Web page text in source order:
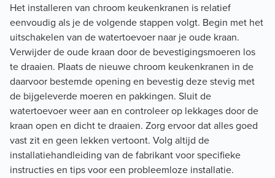
Het installeren van chroom keukenkranen is relatief
eenvoudig als je de volgende stappen volgt. Begin met het
uitschakelen van de watertoevoer naar je oude kraan.
Verwijder de oude kraan door de bevestigingsmoeren los
te draaien. Plaats de nieuwe chroom keukenkranen in de
daarvoor bestemde opening en bevestig deze stevig met
de bijgeleverde moeren en pakkingen. Sluit de
watertoevoer weer aan en controleer op lekkages door de
kraan open en dicht te draaien. Zorg ervoor dat alles goed
vast zit en geen lekken vertoont. Volg altijd de
installatiehandleiding van de fabrikant voor specifieke
instructies en tips voor een probleemloze installatie.